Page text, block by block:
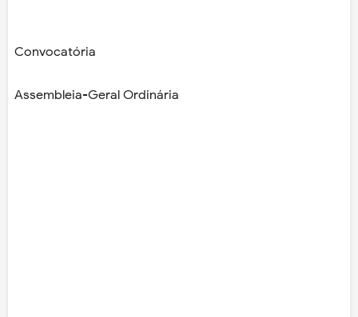
Convocatória
Assembleia-Geral Ordinária